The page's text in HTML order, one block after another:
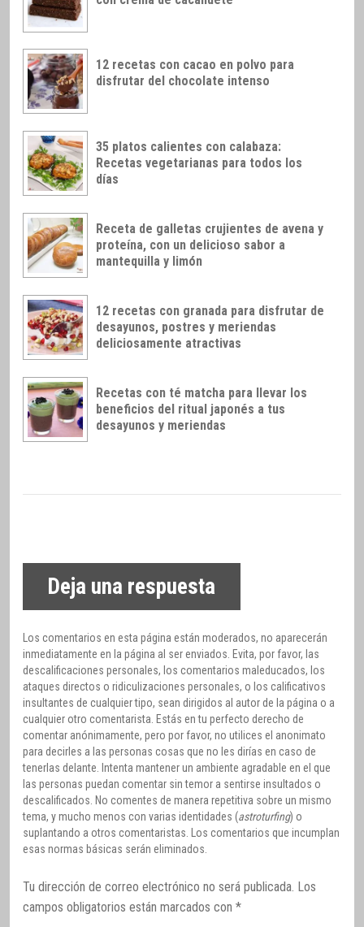
12 recetas con cacao en polvo para
disfrutar del chocolate intenso
35 platos calientes con calabaza:
Recetas vegetarianas para todos los
días
Receta de galletas crujientes de avena y
proteína, con un delicioso sabor a
mantequilla y limón
12 recetas con granada para disfrutar de
desayunos, postres y meriendas
deliciosamente atractivas
Recetas con té matcha para llevar los
beneficios del ritual japonés a tus
desayunos y meriendas
Deja una respuesta
Los comentarios en esta página están moderados, no aparecerán
inmediatamente en la página al ser enviados. Evita, por favor, las
descalificaciones personales, los comentarios maleducados, los
ataques directos o ridiculizaciones personales, o los calificativos
insultantes de cualquier tipo, sean dirigidos al autor de la página o a
cualquier otro comentarista. Estás en tu perfecto derecho de
comentar anónimamente, pero por favor, no utilices el anonimato
para decirles a las personas cosas que no les dirías en caso de
tenerlas delante. Intenta mantener un ambiente agradable en el que
las personas puedan comentar sin temor a sentirse insultados o
descalificados. No comentes de manera repetitiva sobre un mismo
tema, y mucho menos con varias identidades (astroturfing) o
suplantando a otros comentaristas. Los comentarios que incumplan
esas normas básicas serán eliminados.
Tu dirección de correo electrónico no será publicada. Los
campos obligatorios están marcados con *